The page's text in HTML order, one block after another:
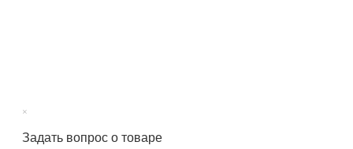
×
Задать вопрос о товаре